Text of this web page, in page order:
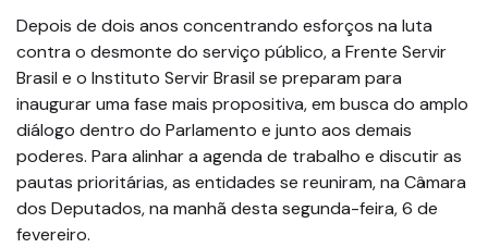
Depois de dois anos concentrando esforços na luta
contra o desmonte do serviço público, a Frente Servir
Brasil e o Instituto Servir Brasil se preparam para
inaugurar uma fase mais propositiva, em busca do amplo
diálogo dentro do Parlamento e junto aos demais
poderes. Para alinhar a agenda de trabalho e discutir as
pautas prioritárias, as entidades se reuniram, na Câmara
dos Deputados, na manhã desta segunda-feira, 6 de
fevereiro.